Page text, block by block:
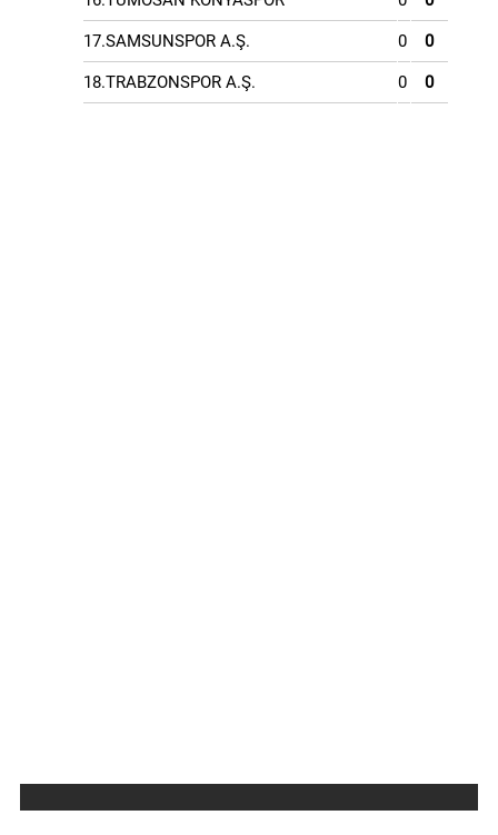
17.SAMSUNSPOR A.Ş. 0 0
18.TRABZONSPOR A.Ş. 0 0